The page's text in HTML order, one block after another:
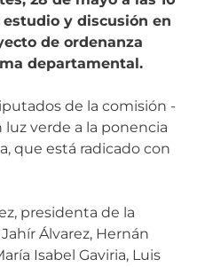
y discusión en
de ordenanza
departamental.
de la comisión -
verde a la ponencia
que está radicado con
presidenta de la
Álvarez, Hernán
Isabel Gaviria, Luis